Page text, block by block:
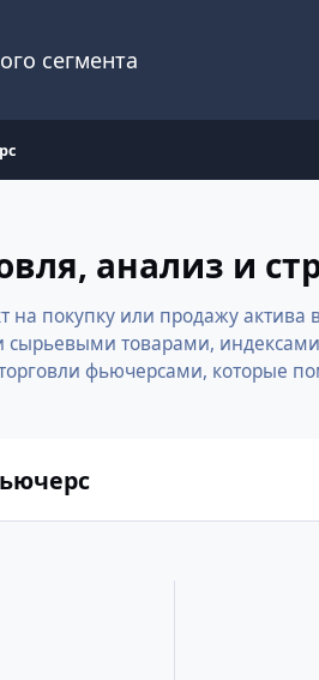
сегмента
анализ и
на покупку или продажу
сырьевыми товарами,
фьючерсами, которые